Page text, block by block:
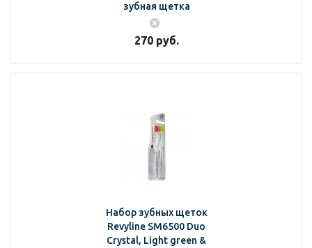
зубная щетка
270руб.
Набор зубных щеток
Revyline SM6500 Duo
Crystal, Light green &